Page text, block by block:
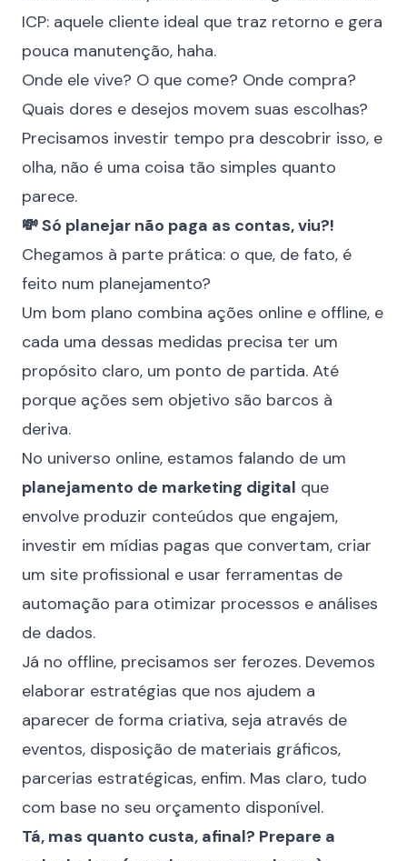
ICP: aquele cliente ideal que traz retorno e gera
pouca manutenção, haha.
Onde ele vive? O que come? Onde compra?
Quais dores e desejos movem suas escolhas?
Precisamos investir tempo pra descobrir isso, e
olha, não é uma coisa tão simples quanto
parece.
💸 Só planejar não paga as contas, viu?!
Chegamos à parte prática: o que, de fato, é
feito num planejamento?
Um bom plano combina ações online e offline, e
cada uma dessas medidas precisa ter um
propósito claro, um ponto de partida. Até
porque ações sem objetivo são barcos à
deriva.
No universo online, estamos falando de um
planejamento de marketing digital que
envolve produzir conteúdos que engajem,
investir em mídias pagas que convertam, criar
um site profissional e usar ferramentas de
automação para otimizar processos e análises
de dados.
Já no offline, precisamos ser ferozes. Devemos
elaborar estratégias que nos ajudem a
aparecer de forma criativa, seja através de
eventos, disposição de materiais gráficos,
parcerias estratégicas, enfim. Mas claro, tudo
com base no seu orçamento disponível.
Tá, mas quanto custa, afinal? Prepare a